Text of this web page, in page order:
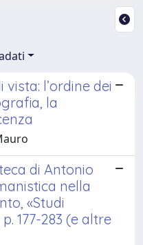
l’ordine dei
la
di Antonio
nella
«Studi
177-283 (e altre